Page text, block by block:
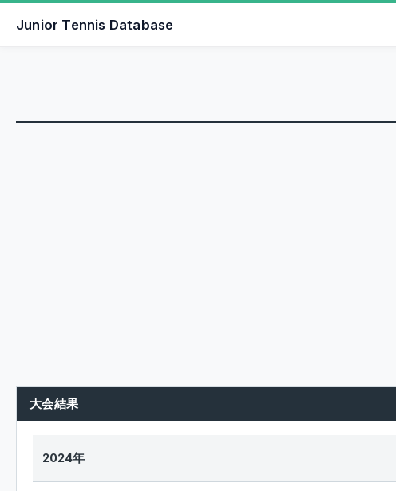
Junior Tennis Database
大会結果
2024年